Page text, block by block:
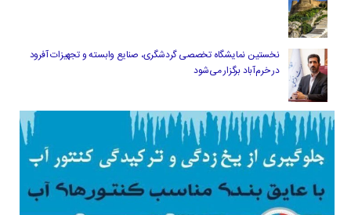
نخستین نمایشگاه تخصصی گردشگری، صنایع وابسته و تجهیزات آفرود
در خرم‌آباد برگزار می‌شود